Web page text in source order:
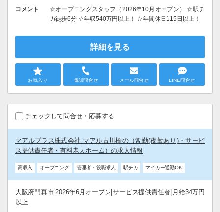
コメント
☆オープニングスタッフ（2026年10月オープン） ☆駅チ
カ徒歩6分 ☆年収540万円以上！ ☆年間休日115日以上！
詳細を見る
お気入り 電話問合せ メール問合せ LINE問合せ
チェックして問合せ・応募する
マアルプラス株式会社 マアル古川橋の（常勤(夜勤あり)・サービ
ス提供責任者・有料老人ホーム）の求人情報
高収入 オープニング 管理者・役職求人 駅チカ マイカー通勤OK
大阪府門真市|2026年6月オープン|サービス提供責任者|月給34万円
以上